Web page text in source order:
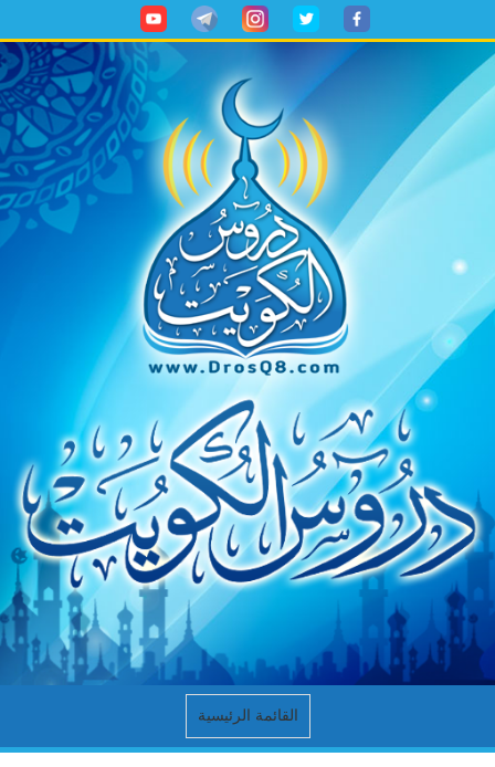
القائمة الرئيسية